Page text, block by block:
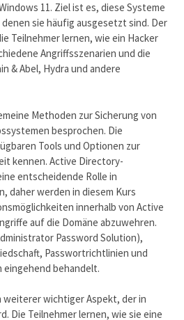
11. Ziel ist es, diese Systeme
sie häufig ausgesetzt sind. Der
Teilnehmer lernen, wie ein Hacker
Angriffsszenarien und die
& Abel, Hydra und andere
Methoden zur Sicherung von
besprochen. Die
Tools und Optionen zur
kennen. Active Directory-
entscheidende Rolle in
daher werden in diesem Kurs
innerhalb von Active
auf die Domäne abzuwehren.
Password Solution),
Passwortrichtlinien und
behandelt.
wichtiger Aspekt, der in
Die Teilnehmer lernen, wie sie eine